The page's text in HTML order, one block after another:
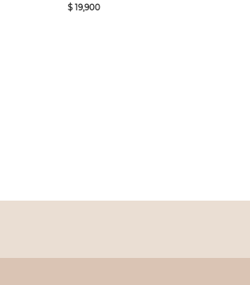
$ 19,900